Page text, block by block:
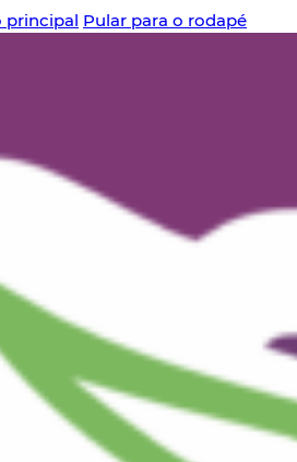
principal Pular para o rodapé